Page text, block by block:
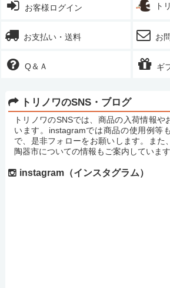
お客様ログイン ト
お支払い・送料 お
Q＆Ａ ギ
トリノワのSNS・ブログ
トリノワのSNSでは、商品の入荷情報や
います。instagramでは商品の使用例等
で、是非フォローをお願いします。また
陶器市についての情報もご案内しています
instagram（インスタグラム）